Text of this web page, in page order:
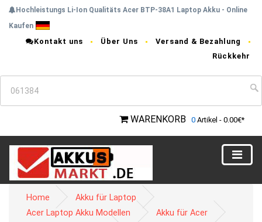
Hochleistungs Li-Ion Qualitäts Acer BTP-38A1 Laptop Akku - Online
Kaufen
Kontakt uns Über Uns
Versand & Bezahlung
Rückkehr
WARENKORB 0 Artikel - 0.00€*
Home
Akku für Laptop
Acer Laptop Akku Modellen
Akku für Acer